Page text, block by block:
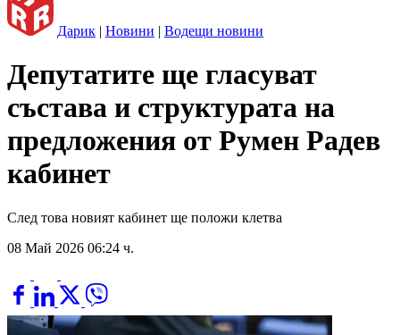
Дарик | Новини | Водещи новини
Депутатите ще гласуват
състава и структурата на
предложения от Румен Радев
кабинет
След това новият кабинет ще положи клетва
08 Май 2026 06:24 ч.